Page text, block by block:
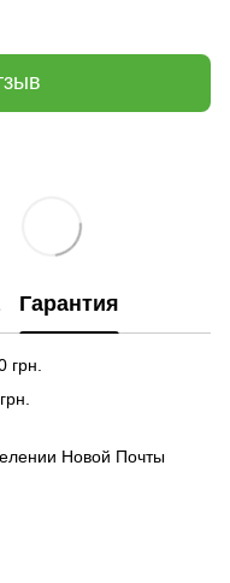
Гарантия
грн.
Новой Почты